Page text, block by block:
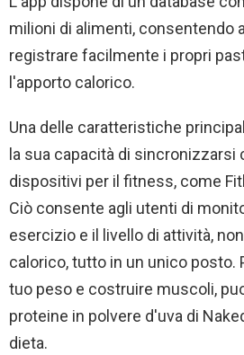
milioni di alimenti, consentendo
registrare facilmente i propri
l'apporto calorico.
Una delle caratteristiche
la sua capacità di sincronizzarsi
dispositivi per il fitness, come
Ciò consente agli utenti di
esercizio e il livello di attività,
calorico, tutto in un unico posto.
tuo peso e costruire muscoli,
proteine ​​in polvere d'uva di
dieta.